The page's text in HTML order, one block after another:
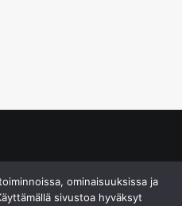
ominaisuuksissa ja
sivustoa hyväksyt